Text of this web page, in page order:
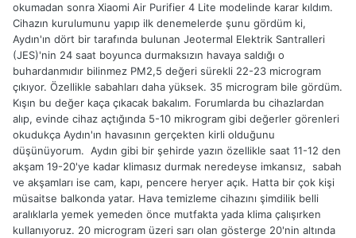
okumadan sonra Xiaomi Air Purifier 4 Lite modelinde karar kıldım.
Cihazın kurulumunu yapıp ilk denemelerde şunu gördüm ki,
Aydın'ın dört bir tarafında bulunan Jeotermal Elektrik Santralleri
(JES)'nin 24 saat boyunca durmaksızın havaya saldığı o
buhardanmıdır bilinmez PM2,5 değeri sürekli 22-23 microgram
çıkıyor. Özellikle sabahları daha yüksek. 35 microgram bile gördüm.
Kışın bu değer kaça çıkacak bakalım. Forumlarda bu cihazlardan
alıp, evinde cihaz açtığında 5-10 mikrogram gibi değerler görenleri
okudukça Aydın'ın havasının gerçekten kirli olduğunu
düşünüyorum. Aydın gibi bir şehirde yazın özellikle saat 11-12 den
akşam 19-20'ye kadar klimasız durmak neredeyse imkansız, sabah
ve akşamları ise cam, kapı, pencere heryer açık. Hatta bir çok kişi
müsaitse balkonda yatar. Hava temizleme cihazını şimdilik belli
aralıklarla yemek yemeden önce mutfakta yada klima çalışırken
kullanıyoruz. 20 microgram üzeri sarı olan gösterge 20'nin altında